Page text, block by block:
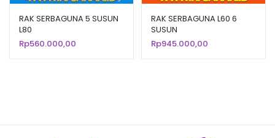
RAK SERBAGUNA 5 SUSUN
L80
Rp560.000,00
RAK SERBAGUNA L60 6
SUSUN
Rp945.000,00